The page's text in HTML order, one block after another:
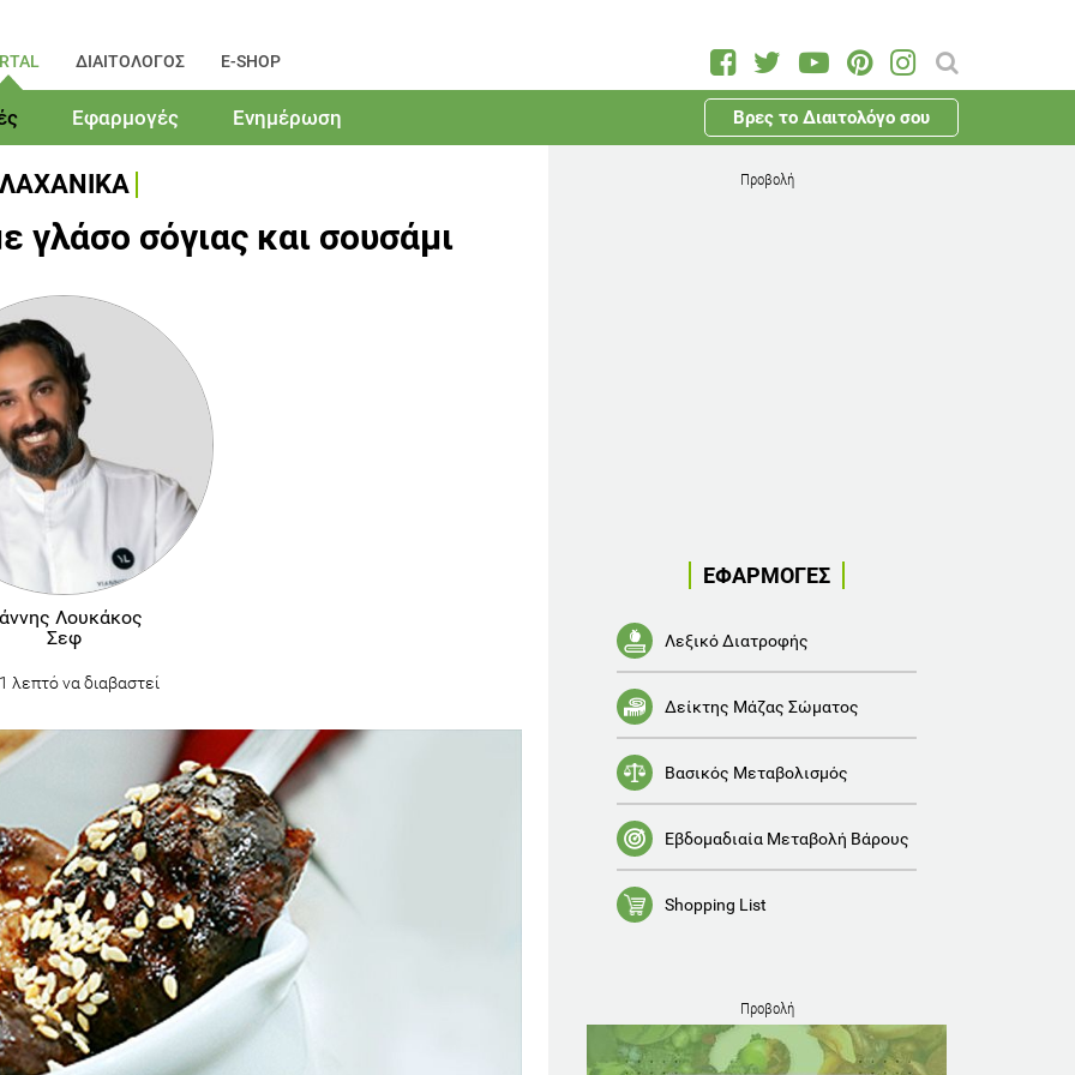
ΔΙΑΙΤΟΛΟΓΟΣ E-SHOP
Εφαρμογές Ενημέρωση Βρες το Διαιτολόγο σου
γλάσο σόγιας και σουσάμι
Λουκάκος
Σεφ
λεπτό να διαβαστεί
Προβολή
ΕΦΑΡΜΟΓΕΣ
Λεξικό Διατροφής
Δείκτης Μάζας Σώματος
Βασικός Μεταβολισμός
Εβδομαδιαία Μεταβολή Βάρους
Shopping List
Προβολή